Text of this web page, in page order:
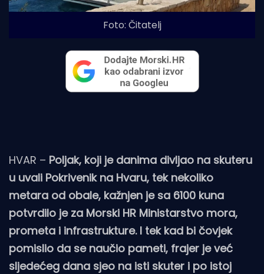
Foto: Čitatelj
HVAR – Poljak, koji je danima divljao na skuteru
u uvali Pokrivenik na Hvaru, tek nekoliko
metara od obale, kažnjen je sa 6100 kuna
potvrdilo je za Morski HR Ministarstvo mora,
prometa i infrastrukture. I tek kad bi čovjek
pomislio da se naučio pameti, frajer je već
sljedećeg dana sjeo na isti skuter i po istoj